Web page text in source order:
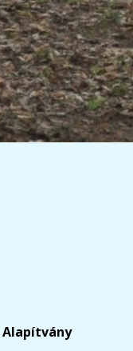
Alapítvány